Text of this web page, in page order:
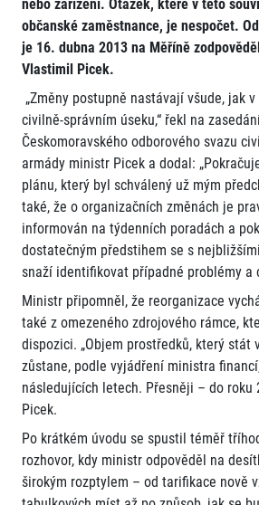
nebo zařízení. Otázek, které v této
občanské zaměstnance, je nespočet.
je 16. dubna 2013 na Měříně
Vlastimil Picek.
„Změny postupně nastávají všude, jak
civilně-správním úseku,“ řekl na
Českomoravského odborového svazu
armády ministr Picek a dodal:
plánu, který byl schválený už mým
také, že o organizačních změnách je
informován na týdenních poradách a
dostatečným předstihem se s
snaží identifikovat případné problémy a
Ministr připomněl, že reorganizace
také z omezeného zdrojového rámce,
dispozici. „Objem prostředků, který stát
zůstane, podle vyjádření ministra
následujících letech. Přesněji – do roku
Picek.
Po krátkém úvodu se spustil téměř
rozhovor, kdy ministr odpověděl na
širokým rozptylem – od tarifikace nově